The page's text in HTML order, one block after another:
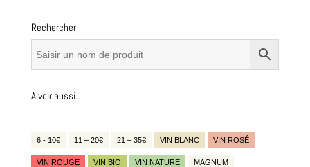
Rechercher
A voir aussi…
6 - 10€ 11 – 20€ 21 – 35€ VIN BLANC VIN ROSÉ
VIN ROUGE VIN BIO VIN NATURE MAGNUM